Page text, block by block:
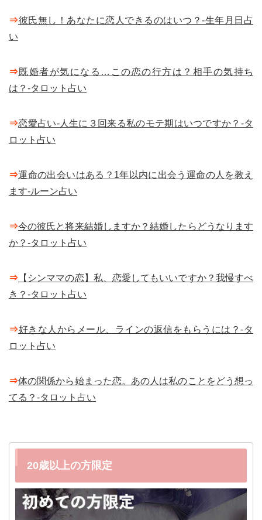
⇒彼氏無し！あなたに恋人できるのはいつ？-生年月日占
い
⇒既婚者が気になる…この恋の行方は？相手の気持ち
は？-タロット占い
⇒恋愛占い-人生に３回来る私のモテ期はいつですか？-タ
ロット占い
⇒運命の出会いはある？1年以内に出会う運命の人を教え
ます-ルーン占い
⇒今の彼氏と将来結婚しますか？結婚したらどうなります
か？-タロット占い
⇒ 【シンママの恋】私、恋愛してもいいですか？我慢すべ
き？-タロット占い
⇒好きな人からメール、ラインの返信をもらうには？-タ
ロット占い
⇒体の関係から始まった恋。あの人は私のことをどう想っ
てる？-タロット占い
20歳以上の方限定